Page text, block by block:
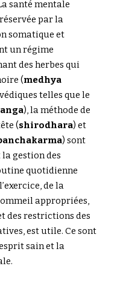
santé mentale
par la
somatique et
un régime
des herbes qui
(medhya
telles que le
), la méthode de
(shirodhara) et
) sont
gestion des
quotidienne
de la
appropriées,
des restrictions des
est utile. Ce sont
sain et la